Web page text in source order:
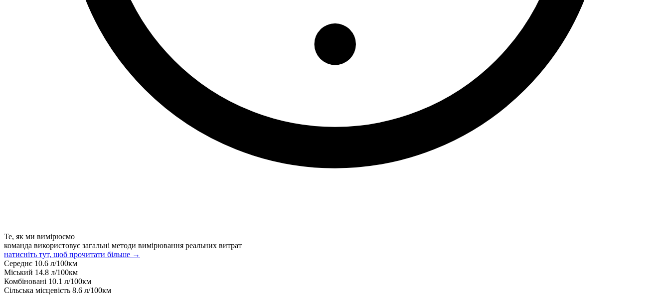
Те, як ми вимірюємо
команда використовує загальні методи вимірювання реальних витрат
натисніть тут, щоб прочитати більше →
Середнє 10.6 л/100км
Міський 14.8 л/100км
Комбіновані 10.1 л/100км
Сільська місцевість 8.6 л/100км